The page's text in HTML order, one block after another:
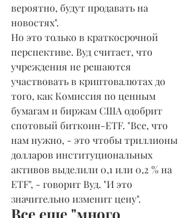
вероятно, будут продавать на
новостях".
Но это только в краткосрочной
перспективе. Вуд считает, что
учреждения не решаются
участвовать в криптовалютах до
того, как Комиссия по ценным
бумагам и биржам США одобрит
спотовый биткоин-ETF. "Все, что
нам нужно, - это чтобы триллионы
долларов институциональных
активов выделили 0,1 или 0,2 % на
ETF", - говорит Вуд. "И это
значительно изменит цену".
Все еще "много